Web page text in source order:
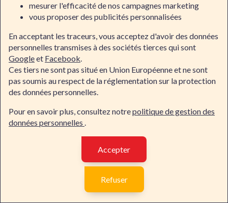
Contacter Dawan
stagiaires de mettre en pratique ce qu'ils apprennent en
temps réel.
Centre de formation agréé par Microsoft: En tant que
centre de formation agréé par Microsoft, Dawan garantit
que les cours suivis sont à jour avec les dernières
technologies et méthodologies approuvées par
Microsoft. Ceci est particulièrement important pour les
systèmes comme Windows 10 et Windows 11 où la
Certifications reconnues
aux certifications officielles Microsoft. Obtenir une
certification peut significativement améliorer votre
crédibilité professionnelle et vos perspectives de
Support post-formation: Dawan offre un support
mesurer l'efficacité de nos campagnes marketing
vous proposer des publicités personnalisées
En acceptant les traceurs, vous acceptez d'avoir des données
personnelles transmises à des sociétés tierces qui sont
Googleet Facebook.
Ces tiers ne sont pas situé en Union Européenne et ne sont
pas soumis au respect de la réglementation sur la protection
des données personnelles.
Pour en savoir plus, consultez notrepolitique de gestion des
données personnelles .
Accepter
Refuser